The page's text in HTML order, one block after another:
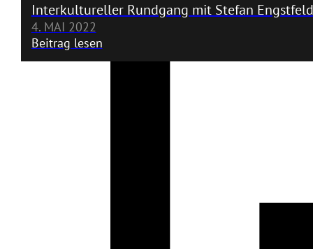
Interkultureller Rundgang mit Stefan
4. MAI 2022
Beitrag lesen